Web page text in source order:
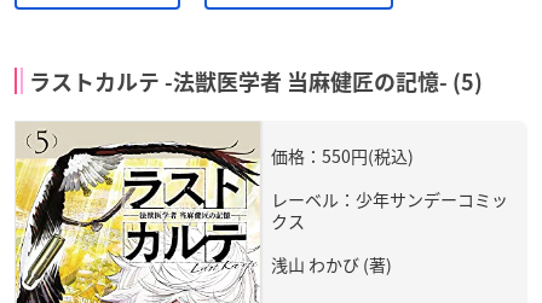
ラストカルテ -法獣医学者 当麻健匠の記憶- (5)
価格：550円(税込)
レーベル：少年サンデーコミッ
クス
浅山 わかび (著)